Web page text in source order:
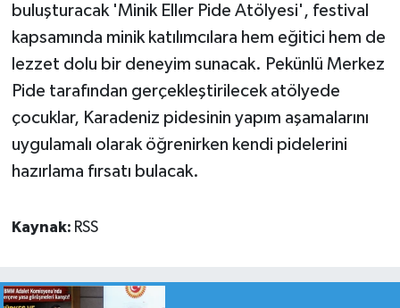
buluşturacak 'Minik Eller Pide Atölyesi', festival
kapsamında minik katılımcılara hem eğitici hem de
lezzet dolu bir deneyim sunacak. Pekünlü Merkez
Pide tarafından gerçekleştirilecek atölyede
çocuklar, Karadeniz pidesinin yapım aşamalarını
uygulamalı olarak öğrenirken kendi pidelerini
hazırlama fırsatı bulacak.
Kaynak: RSS